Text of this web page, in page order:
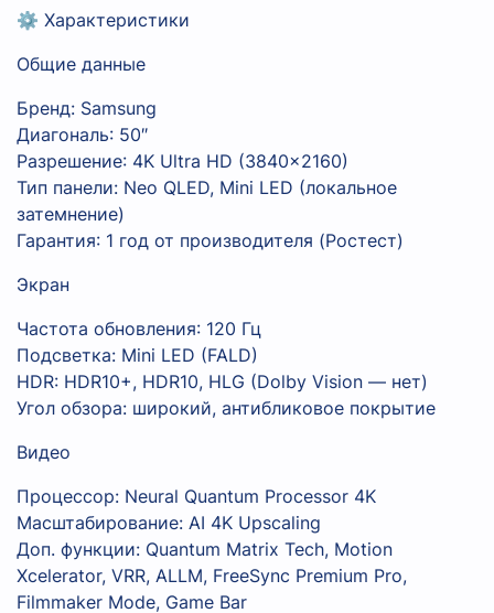
⚙️ Характеристики
Общие данные
Бренд: Samsung
Диагональ: 50″
Разрешение: 4K Ultra HD (3840×2160)
Тип панели: Neo QLED, Mini LED (локальное
затемнение)
Гарантия: 1 год от производителя (Ростест)
Экран
Частота обновления: 120 Гц
Подсветка: Mini LED (FALD)
HDR: HDR10+, HDR10, HLG (Dolby Vision — нет)
Угол обзора: широкий, антибликовое покрытие
Видео
Процессор: Neural Quantum Processor 4K
Масштабирование: AI 4K Upscaling
Доп. функции: Quantum Matrix Tech, Motion
Xcelerator, VRR, ALLM, FreeSync Premium Pro,
Filmmaker Mode, Game Bar